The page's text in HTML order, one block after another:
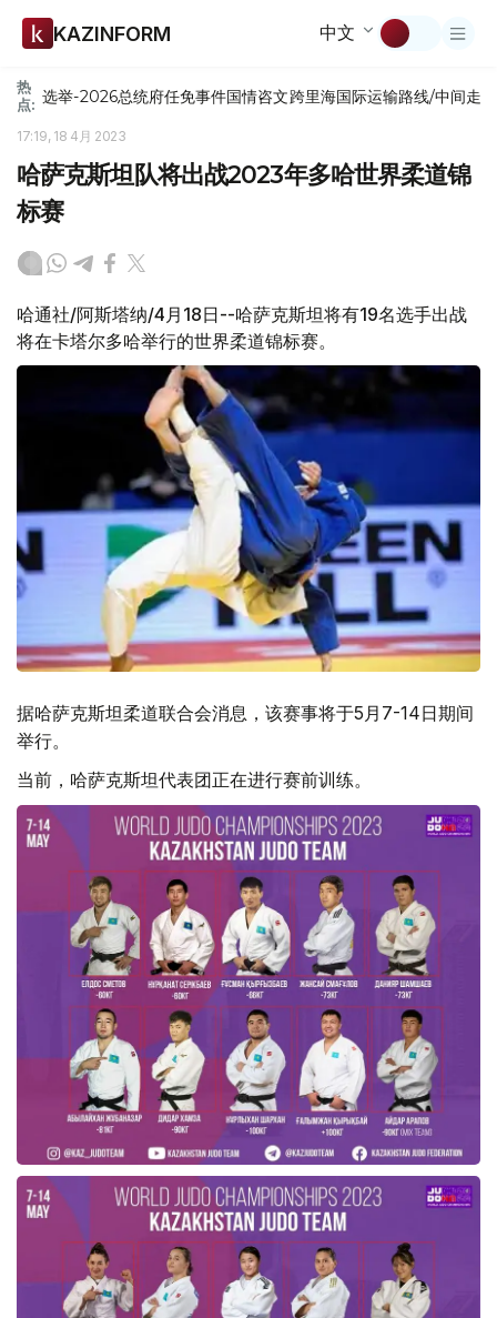
KAZINFORM 中文
热
点: 选举-2026总统府任免事件国情咨文跨里海国际运输路线/中间走廊
17:19, 18 4月 2023
哈萨克斯坦队将出战2023年多哈世界柔道锦
标赛
哈通社/阿斯塔纳/4月18日--哈萨克斯坦将有19名选手出战
将在卡塔尔多哈举行的世界柔道锦标赛。
据哈萨克斯坦柔道联合会消息，该赛事将于5月7-14日期间
举行。
当前，哈萨克斯坦代表团正在进行赛前训练。